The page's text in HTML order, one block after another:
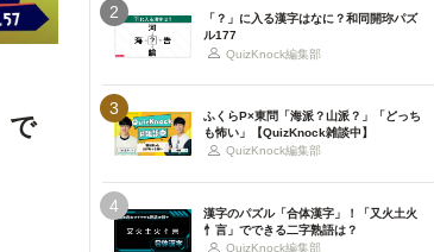
で
2
「？」に入る漢字はなに？和同開珎パズ
ル177
QuizKnock編集部
3
ふくらP×東問「海派？山派？」「どっち
も怖い」【QuizKnock雑談中】
QuizKnock編集部
4
漢字のパズル「合体漢字」！「又火土火
忄言」でできる二字熟語は？
QuizKnock編集部